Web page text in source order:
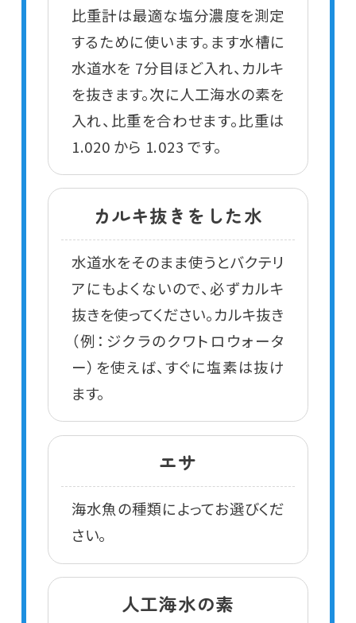
比重計は最適な塩分濃度を測定
するために使います。ます水槽に
水道水を 7分目ほど入れ、カルキ
を抜きます。次に人工海水の素を
入れ、比重を合わせます。比重は
1.020 から 1.023 です。
カルキ抜きをした水
水道水をそのまま使うとバクテリ
アにもよくないので、必ずカルキ
抜きを使ってください。カルキ抜き
（例：ジクラのクワトロウォータ
ー）を使えば、すぐに塩素は抜け
ます。
エサ
海水魚の種類によってお選びくだ
さい。
人工海水の素